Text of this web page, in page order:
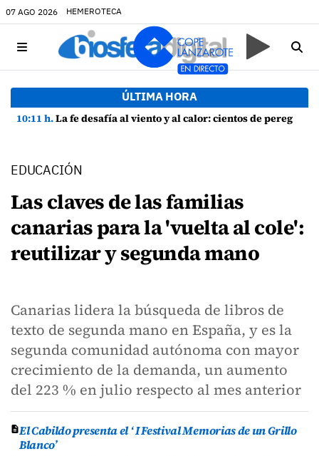
07 AGO 2026 HEMEROTECA
ÚLTIMA HORA
10:11 h.La fe desafía al viento y al calor: cientos de peregrinos arropan a la Virgen de las Nieves
EDUCACIÓN
Las claves de las familias
canarias para la 'vuelta al cole':
reutilizar y segunda mano
Canarias lidera la búsqueda de libros de
texto de segunda mano en España, y es la
segunda comunidad autónoma con mayor
crecimiento de la demanda, un aumento
del 223 % en julio respecto al mes anterior
El Cabildo presenta el ‘ I Festival Memorias de un Grillo
Blanco’